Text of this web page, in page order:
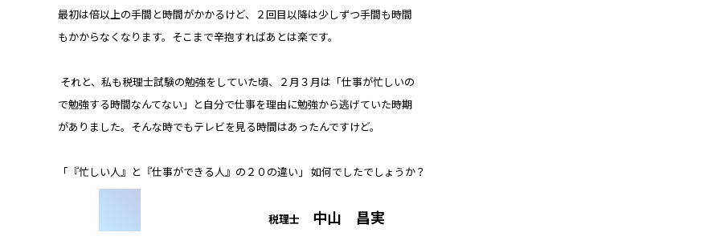
最初は倍以上の手間と時間がかかるけど、２回目以降は少しずつ手間も時間
もかからなくなります。そこまで辛抱すればあとは楽です。
それと、私も税理士試験の勉強をしていた頃、２月３月は「仕事が忙しいの
で勉強する時間なんてない」と自分で仕事を理由に勉強から逃げていた時期
がありました。そんな時でもテレビを見る時間はあったんですけど。
「『忙しい人』と『仕事ができる人』の２０の違い」 如何でしたでしょうか？
税理士 中山 昌実